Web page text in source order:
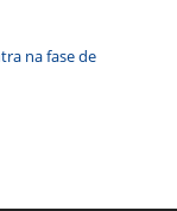
na fase de